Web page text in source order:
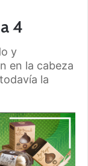
4
y
en la cabeza
la